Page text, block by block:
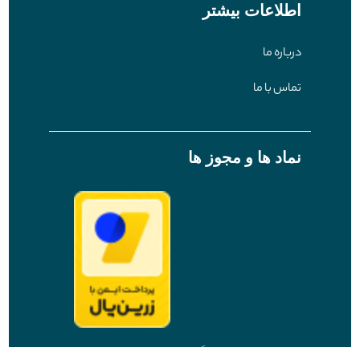
اطلاعات بیشتر
درباره ما
تماس با ما
نماد ها و مجوز ها